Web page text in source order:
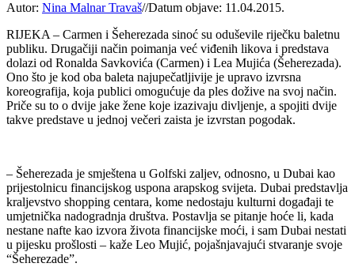
Autor: Nina Malnar Travaš//Datum objave: 11.04.2015.
RIJEKA – Carmen i Šeherezada sinoć su oduševile riječku baletnu
publiku. Drugačiji način poimanja već viđenih likova i predstava
dolazi od Ronalda Savkovića (Carmen) i Lea Mujića (Šeherezada).
Ono što je kod oba baleta najupečatljivije je upravo izvrsna
koreografija, koja publici omogućuje da ples dožive na svoj način.
Priče su to o dvije jake žene koje izazivaju divljenje, a spojiti dvije
takve predstave u jednoj večeri zaista je izvrstan pogodak.
– Šeherezada je smještena u Golfski zaljev, odnosno, u Dubai kao
prijestolnicu financijskog uspona arapskog svijeta. Dubai predstavlja
kraljevstvo shopping centara, kome nedostaju kulturni događaji te
umjetnička nadogradnja društva. Postavlja se pitanje hoće li, kada
nestane nafte kao izvora života financijske moći, i sam Dubai nestati
u pijesku prošlosti – kaže Leo Mujić, pojašnjavajući stvaranje svoje
“Šeherezade”.